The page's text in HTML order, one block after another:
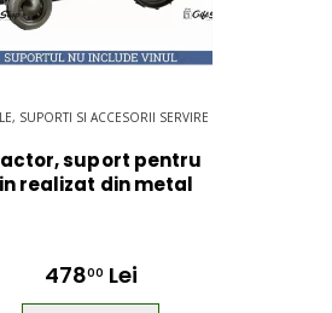
SUPORTI SI ACCESORII SERVIRE
suport pentru
realizat din metal
47800 Lei